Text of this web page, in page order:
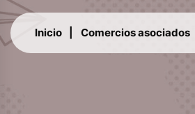
Inicio Comercios asociados